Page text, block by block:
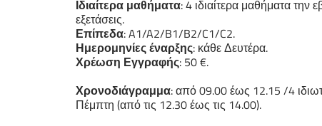
Ιδιαίτερα μαθήματα: 4 ιδιαίτερα μαθήματα την
εξετάσεις.
Επίπεδα: A1/A2/B1/B2/C1/C2.
Ημερομηνίες έναρξης: κάθε Δευτέρα.
Χρέωση Εγγραφής: 50 €.
Χρονοδιάγραμμα: από 09.00 έως 12.15 /4
Πέμπτη (από τις 12.30 έως τις 14.00).